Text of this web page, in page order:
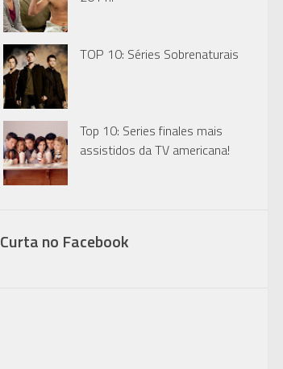
TOP 10: Séries Sobrenaturais
Top 10: Series finales mais
assistidos da TV americana!
Curta no Facebook